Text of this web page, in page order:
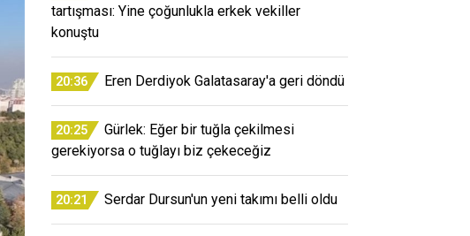
tartışması: Yine çoğunlukla erkek vekiller
konuştu
20:36 Eren Derdiyok Galatasaray'a geri döndü
20:25
Gürlek: Eğer bir tuğla çekilmesi
gerekiyorsa o tuğlayı biz çekeceğiz
20:21 Serdar Dursun'un yeni takımı belli oldu